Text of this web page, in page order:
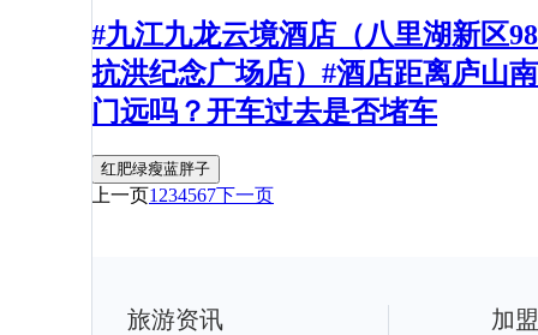
#九江九龙云境酒店（八里湖新区98
抗洪纪念广场店）#酒店距离庐山南
门远吗？开车过去是否堵车
红肥绿瘦蓝胖子
上一页1 234567下一页
旅游资讯 加